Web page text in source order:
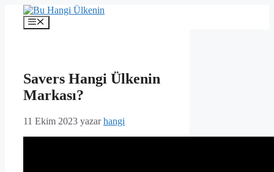
İçeriğe
Menü
Savers Hangi Ülkenin
Markası?
11 Ekim 2023 yazarhangi